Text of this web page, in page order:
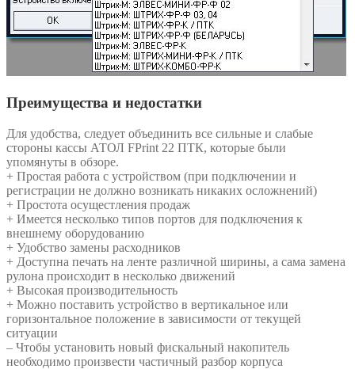
Преимущества и недостатки
Для удобства, следует объединить все сильные и слабые
стороны кассы АТОЛ FPrint 22 ПТК, которые были
упомянуты в обзоре.
+ Простая работа с устройством (при подключении и
регистрации не должно возникать никаких осложнений)
+ Простота осущестления продаж
+ Имеется несколько типов портов для подключения к
внешнему оборудованию
+ Удобство замены расходников
+ Доступна печать на ленте различной ширины, а сама замена
рулона происходит в несколько движений
+ Высокая производительность
+ Можно поставить устройство в вертикальное или
горизонтальное положение в зависимости от текущей
ситуации
– Чтобы установить новый фискальный накопитель
необходимо произвести частичный разбор корпуса